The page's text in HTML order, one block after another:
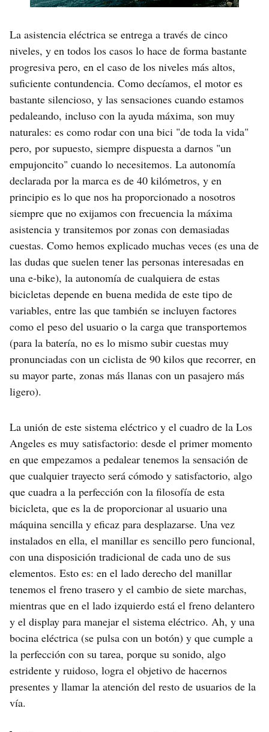
La asistencia eléctrica se entrega a través de cinco
niveles, y en todos los casos lo hace de forma bastante
progresiva pero, en el caso de los niveles más altos,
suficiente contundencia. Como decíamos, el motor es
bastante silencioso, y las sensaciones cuando estamos
pedaleando, incluso con la ayuda máxima, son muy
naturales: es como rodar con una bici "de toda la vida"
pero, por supuesto, siempre dispuesta a darnos "un
empujoncito" cuando lo necesitemos. La autonomía
declarada por la marca es de 40 kilómetros, y en
principio es lo que nos ha proporcionado a nosotros
siempre que no exijamos con frecuencia la máxima
asistencia y transitemos por zonas con demasiadas
cuestas. Como hemos explicado muchas veces (es una de
las dudas que suelen tener las personas interesadas en
una e-bike), la autonomía de cualquiera de estas
bicicletas depende en buena medida de este tipo de
variables, entre las que también se incluyen factores
como el peso del usuario o la carga que transportemos
(para la batería, no es lo mismo subir cuestas muy
pronunciadas con un ciclista de 90 kilos que recorrer, en
su mayor parte, zonas más llanas con un pasajero más
ligero).
La unión de este sistema eléctrico y el cuadro de la Los
Angeles es muy satisfactorio: desde el primer momento
en que empezamos a pedalear tenemos la sensación de
que cualquier trayecto será cómodo y satisfactorio, algo
que cuadra a la perfección con la filosofía de esta
bicicleta, que es la de proporcionar al usuario una
máquina sencilla y eficaz para desplazarse. Una vez
instalados en ella, el manillar es sencillo pero funcional,
con una disposición tradicional de cada uno de sus
elementos. Esto es: en el lado derecho del manillar
tenemos el freno trasero y el cambio de siete marchas,
mientras que en el lado izquierdo está el freno delantero
y el display para manejar el sistema eléctrico. Ah, y una
bocina eléctrica (se pulsa con un botón) y que cumple a
la perfección con su tarea, porque su sonido, algo
estridente y ruidoso, logra el objetivo de hacernos
presentes y llamar la atención del resto de usuarios de la
vía.